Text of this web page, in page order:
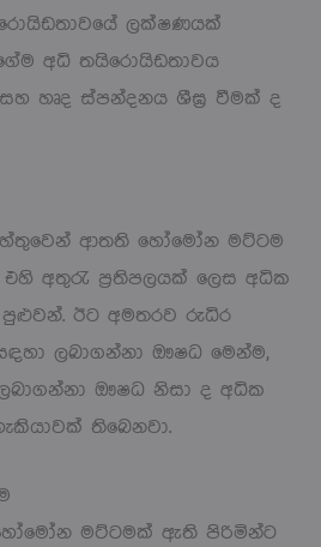
ලක්ෂණයක්
අධි තයිරොයිඩතාවය
හෘද ස්පන්දනය ශීඝ්‍ර වීමක් ද
ආතති හෝමෝන මට්ටම
අතුරැ ප්‍රතිපලයක් ලෙස අධික
ඊට අමතරව රුධිර
ලබාගන්නා ඖෂධ මෙන්ම,
ලබාගන්නා ඖෂධ නිසා ද අධික
තිබෙනවා.
මට්ටමක් ඇති පිරිමින්ට